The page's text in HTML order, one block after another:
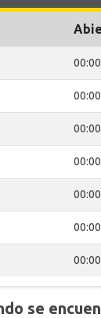
00:00
00:00
00:00
00:00
00:00
00:00
00:00
se